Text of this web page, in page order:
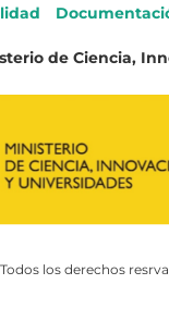
de Ciencia,
los derechos